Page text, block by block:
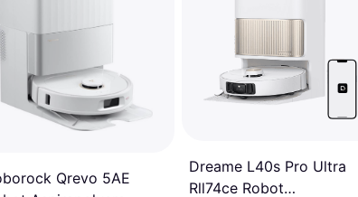
Qrevo 5AE
Dreame L40s Pro Ultra
Rll74ce Robot